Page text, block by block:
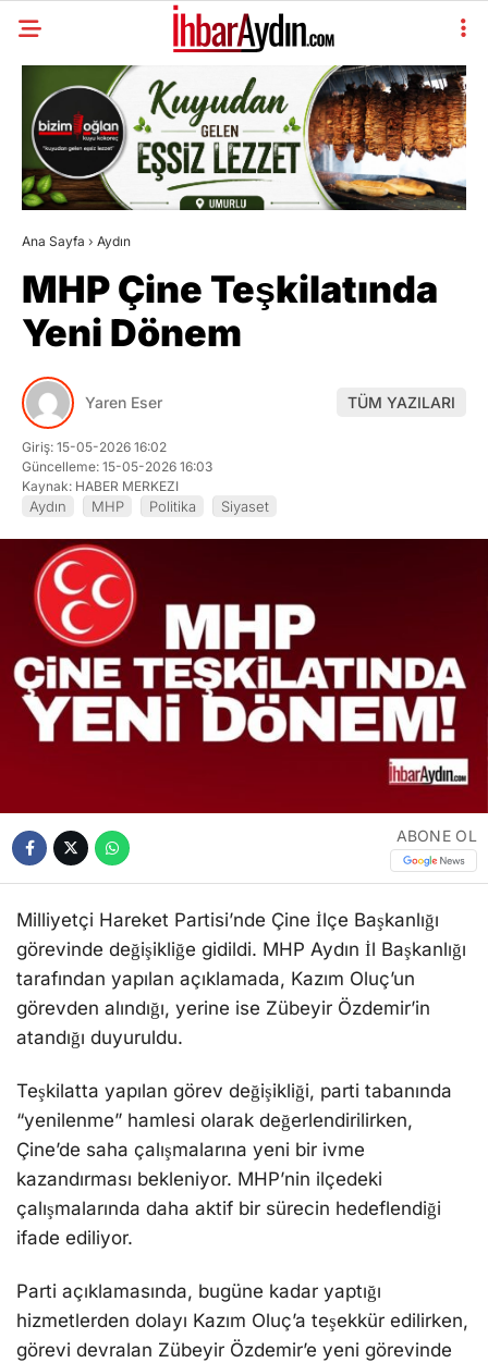
Ana Sayfa › Aydın
MHP Çine Teşkilatında
Yeni Dönem
Yaren Eser TÜM YAZILARI
Giriş: 15-05-2026 16:02
Güncelleme: 15-05-2026 16:03
Kaynak: HABER MERKEZI
Aydın MHP Politika Siyaset
ABONE OL
Milliyetçi Hareket Partisi’nde Çine İlçe Başkanlığı
görevinde değişikliğe gidildi. MHP Aydın İl Başkanlığı
tarafından yapılan açıklamada, Kazım Oluç’un
görevden alındığı, yerine ise Zübeyir Özdemir’in
atandığı duyuruldu.
Teşkilatta yapılan görev değişikliği, parti tabanında
“yenilenme” hamlesi olarak değerlendirilirken,
Çine’de saha çalışmalarına yeni bir ivme
kazandırması bekleniyor. MHP’nin ilçedeki
çalışmalarında daha aktif bir sürecin hedeflendiği
ifade ediliyor.
Parti açıklamasında, bugüne kadar yaptığı
hizmetlerden dolayı Kazım Oluç’a teşekkür edilirken,
görevi devralan Zübeyir Özdemir’e yeni görevinde